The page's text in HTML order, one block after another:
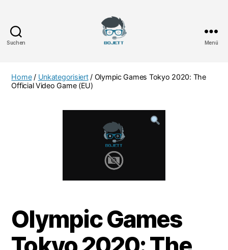
Suchen Menü
Home/ Unkategorisiert/ Olympic Games Tokyo 2020: The
Official Video Game (EU)
Olympic Games